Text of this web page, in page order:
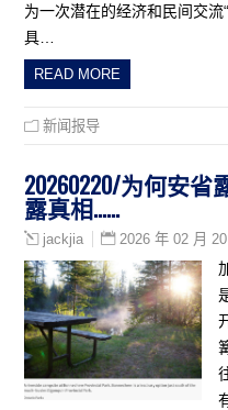
为一次潜在的经济和民间交流
具…
READ MORE
新闻报导
20260220/为何安
露真相……
jackjia 2026 年 02 月 20